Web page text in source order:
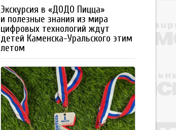
Экскурсия в «ДОДО Пицца»
и полезные знания из мира
цифровых технологий ждут
детей Каменска-Уральского этим
летом